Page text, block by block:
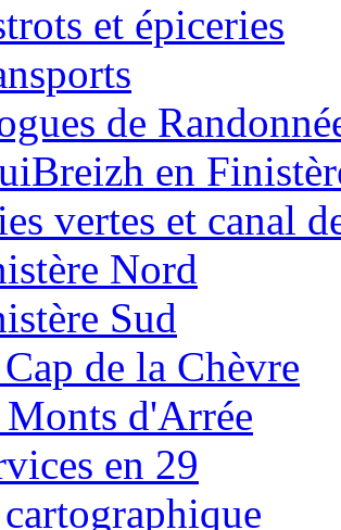
et épiceries
de
en
vertes et canal
Nord
Sud
de la Chèvre
Monts d'Arrée
en 29